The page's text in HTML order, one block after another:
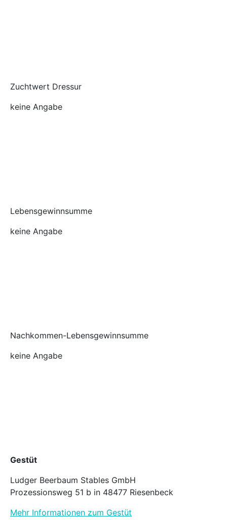
Zuchtwert Dressur
keine Angabe
Lebensgewinnsumme
keine Angabe
Nachkommen-Lebensgewinnsumme
keine Angabe
Gestüt
Ludger Beerbaum Stables GmbH
Prozessionsweg 51 b in 48477 Riesenbeck
Mehr Informationen zum Gestüt